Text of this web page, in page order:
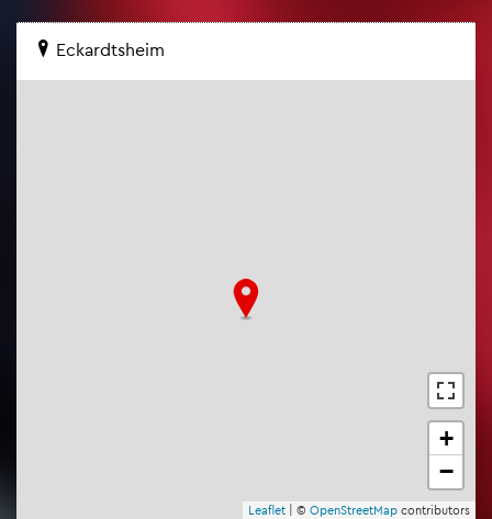
Eckar­dts­heim
+
−
Leaf­let | © Open­Street­Map con­tri­bu­tors